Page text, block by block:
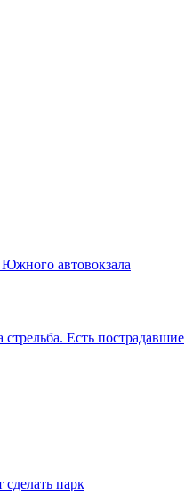
автовокзала
Есть пострадавшие
парк